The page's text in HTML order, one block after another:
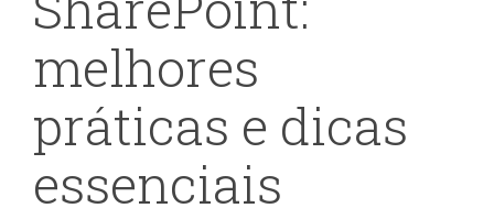
melhores
práticas e dicas
essenciais